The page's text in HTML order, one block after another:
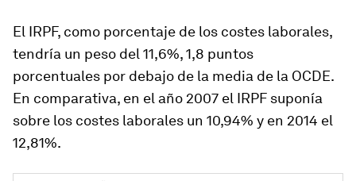
El IRPF, como porcentaje de los costes laborales,
tendría un peso del 11,6%, 1,8 puntos
porcentuales por debajo de la media de la OCDE.
En comparativa, en el año 2007 el IRPF suponía
sobre los costes laborales un 10,94% y en 2014 el
12,81%.